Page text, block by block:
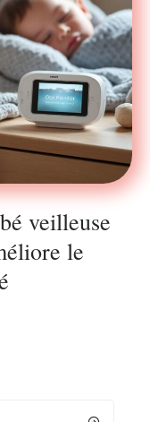
veilleuse
le